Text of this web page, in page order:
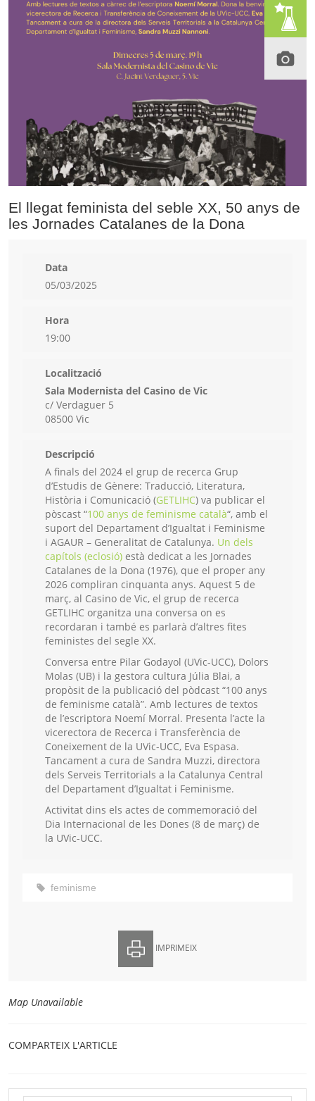
El llegat feminista del seble XX, 50 anys de
les Jornades Catalanes de la Dona
Data
05/03/2025
Hora
19:00
Localització
Sala Modernista del Casino de Vic
c/ Verdaguer 5
08500 Vic
Descripció
A finals del 2024 el grup de recerca Grup
d’Estudis de Gènere: Traducció, Literatura,
Història i Comunicació (GETLIHC) va publicar el
pòscast “100 anys de feminisme català“, amb el
suport del Departament d’Igualtat i Feminisme
i AGAUR – Generalitat de Catalunya. Un dels
capítols (eclosió) està dedicat a les Jornades
Catalanes de la Dona (1976), que el proper any
2026 compliran cinquanta anys. Aquest 5 de
març, al Casino de Vic, el grup de recerca
GETLIHC organitza una conversa on es
recordaran i també es parlarà d’altres fites
feministes del segle XX.
Conversa entre Pilar Godayol (UVic-UCC), Dolors
Molas (UB) i la gestora cultura Júlia Blai, a
propòsit de la publicació del pòdcast “100 anys
de feminisme català”. Amb lectures de textos
de l’escriptora Noemí Morral. Presenta l’acte la
vicerectora de Recerca i Transferència de
Coneixement de la UVic-UCC, Eva Espasa.
Tancament a cura de Sandra Muzzi, directora
dels Serveis Territorials a la Catalunya Central
del Departament d’Igualtat i Feminisme.
Activitat dins els actes de commemoració del
Dia Internacional de les Dones (8 de març) de
la UVic-UCC.
feminisme
IMPRIMEIX
Map Unavailable
COMPARTEIX L'ARTICLE